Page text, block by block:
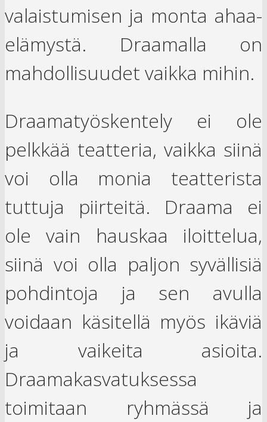
valaistumisen ja monta ahaa-
elämystä. Draamalla on
mahdollisuudet vaikka mihin.
Draamatyöskentely ei ole
pelkkää teatteria, vaikka siinä
voi olla monia teatterista
tuttuja piirteitä. Draama ei
ole vain hauskaa iloittelua,
siinä voi olla paljon syvällisiä
pohdintoja ja sen avulla
voidaan käsitellä myös ikäviä
ja vaikeita asioita.
Draamakasvatuksessa
toimitaan ryhmässä ja